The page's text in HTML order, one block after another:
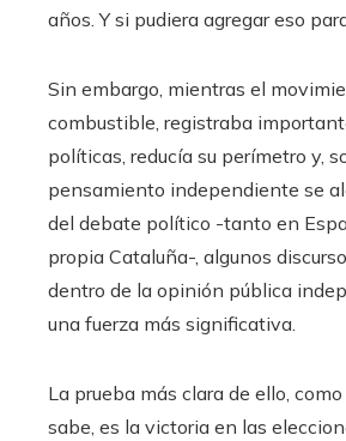
años. Y si pudiera agregar eso
Sin embargo, mientras el
combustible, registraba
políticas, reducía su perímetro y,
pensamiento independiente se
del debate político -tanto en
propia Cataluña-, algunos
dentro de la opinión pública
una fuerza más significativa.
La prueba más clara de ello,
sabe, es la victoria en las